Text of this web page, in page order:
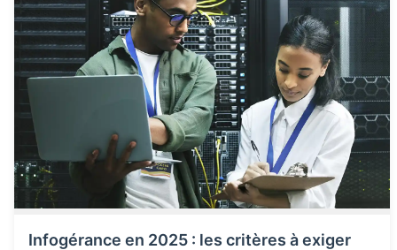
Infogérance en 2025 : les critères à exiger